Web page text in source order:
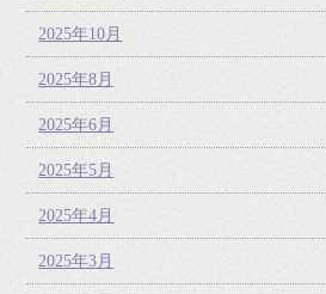
2025年10月
2025年8月
2025年6月
2025年5月
2025年4月
2025年3月